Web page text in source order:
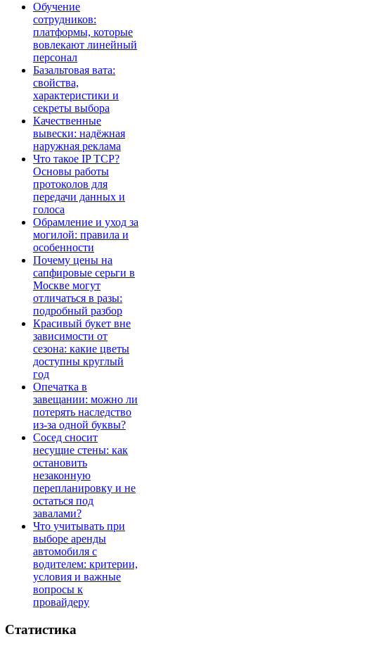
Обучение
сотрудников:
платформы, которые
вовлекают линейный
персонал
Базальтовая вата:
свойства,
характеристики и
секреты выбора
Качественные
вывески: надёжная
наружная реклама
Что такое IP TCP?
Основы работы
протоколов для
передачи данных и
голоса
Обрамление и уход за
могилой: правила и
особенности
Почему цены на
сапфировые серьги в
Москве могут
отличаться в разы:
подробный разбор
Красивый букет вне
зависимости от
сезона: какие цветы
доступны круглый
год
Опечатка в
завещании: можно ли
потерять наследство
из-за одной буквы?
Сосед сносит
несущие стены: как
остановить
незаконную
перепланировку и не
остаться под
завалами?
Что учитывать при
выборе аренды
автомобиля с
водителем: критерии,
условия и важные
вопросы к
провайдеру
Статистика